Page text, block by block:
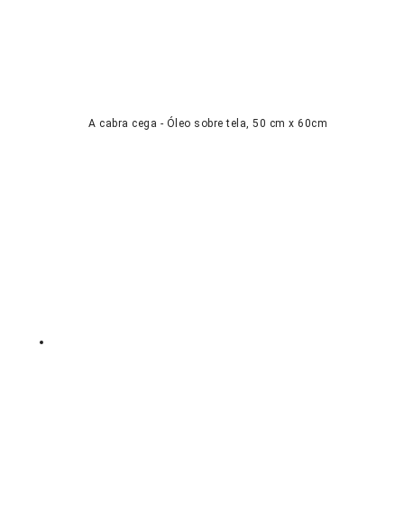
A cabra cega - Óleo sobre tela, 50 cm x 60cm